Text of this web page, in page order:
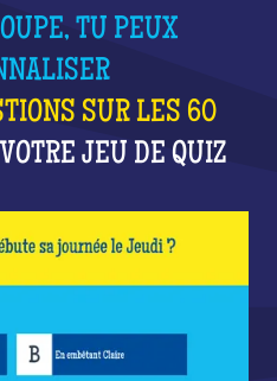
TU PEUX
SUR LES 60
JEU DE QUIZ